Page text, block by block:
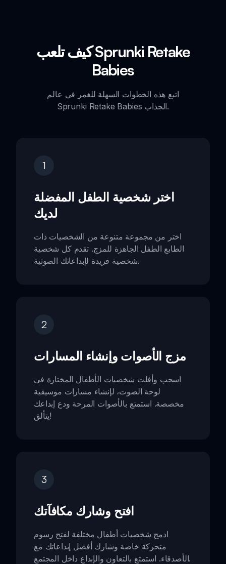
كيف تلعب Sprunki Retake
Babies
اتبع هذه الخطوات السهلة للغمر في عالم
Sprunki Retake Babies الجذاب.
1
اختر شخصية الطفل المفضلة
لديك
اختر من مجموعة متنوعة من الشخصيات ذات
الطابع الطفل الجاهزة للمزج. تقدم كل شخصية
شخصية فريدة لإبداعاتك الصوتية.
2
مزج الأصوات وإنشاء المسارات
اسحب وأفلت شخصيات الأطفال المختارة في
لوحة الصوت، لإنشاء مسارات موسيقية
مخصصة. استمتع بالأصوات المرحة ودع إبداعك
يتألق!
3
افتح وشارك مكافآتك
ادمج شخصيات أطفال مختلفة لفتح رسوم
متحركة خاصة وشارك أفضل إبداعاتك مع
الأصدقاء. استمتع بالتعاون والإبداع داخل المجتمع.